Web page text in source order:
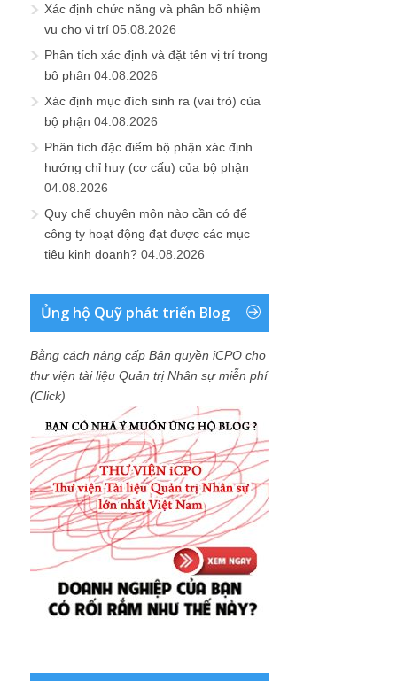
Xác định chức năng và phân bổ nhiệm
vụ cho vị trí 05.08.2026
Phân tích xác định và đặt tên vị trí trong
bộ phận 04.08.2026
Xác định mục đích sinh ra (vai trò) của
bộ phận 04.08.2026
Phân tích đặc điểm bộ phận xác định
hướng chỉ huy (cơ cấu) của bộ phận
04.08.2026
Quy chế chuyên môn nào cần có để
công ty hoạt động đạt được các mục
tiêu kinh doanh? 04.08.2026
Ủng hộ Quỹ phát triển Blog
Bằng cách nâng cấp Bản quyền iCPO cho
thư viện tài liệu Quản trị Nhân sự miễn phí
(Click)